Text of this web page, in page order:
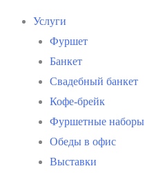
Услуги
Фуршет
Банкет
Свадебный банкет
Кофе-брейк
Фуршетные наборы
Обеды в офис
Выставки